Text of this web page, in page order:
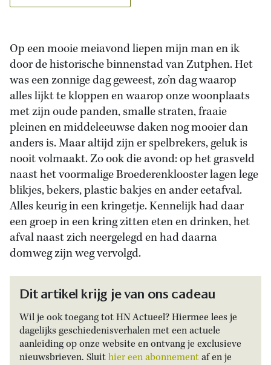
Op een mooie meiavond liepen mijn man en ik
door de historische binnenstad van Zutphen. Het
was een zonnige dag geweest, zo’n dag waarop
alles lijkt te kloppen en waarop onze woonplaats
met zijn oude panden, smalle straten, fraaie
pleinen en middeleeuwse daken nog mooier dan
anders is. Maar altijd zijn er spelbrekers, geluk is
nooit volmaakt. Zo ook die avond: op het grasveld
naast het voormalige Broederenklooster lagen lege
blikjes, bekers, plastic bakjes en ander eetafval.
Alles keurig in een kringetje. Kennelijk had daar
een groep in een kring zitten eten en drinken, het
afval naast zich neergelegd en had daarna
domweg zijn weg vervolgd.
Dit artikel krijg je van ons cadeau
Wil je ook toegang tot HN Actueel? Hiermee lees je
dagelijks geschiedenisverhalen met een actuele
aanleiding op onze website en ontvang je exclusieve
nieuwsbrieven. Sluithier een abonnementaf en je